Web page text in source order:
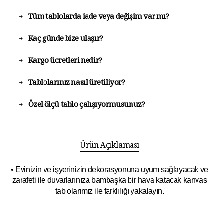
+ Tüm tablolarda iade veya değişim var mı?
+ Kaç günde bize ulaşır?
+ Kargo ücretleri nedir?
+ Tablolarınız nasıl üretiliyor?
+ Özel ölçü tablo çalışıyormusunuz?
Ürün Açıklaması
• Evinizin ve işyerinizin dekorasyonuna uyum sağlayacak ve
zarafeti ile duvarlarınıza bambaşka bir hava katacak kanvas
tablolarımız ile farklılığı yakalayın.